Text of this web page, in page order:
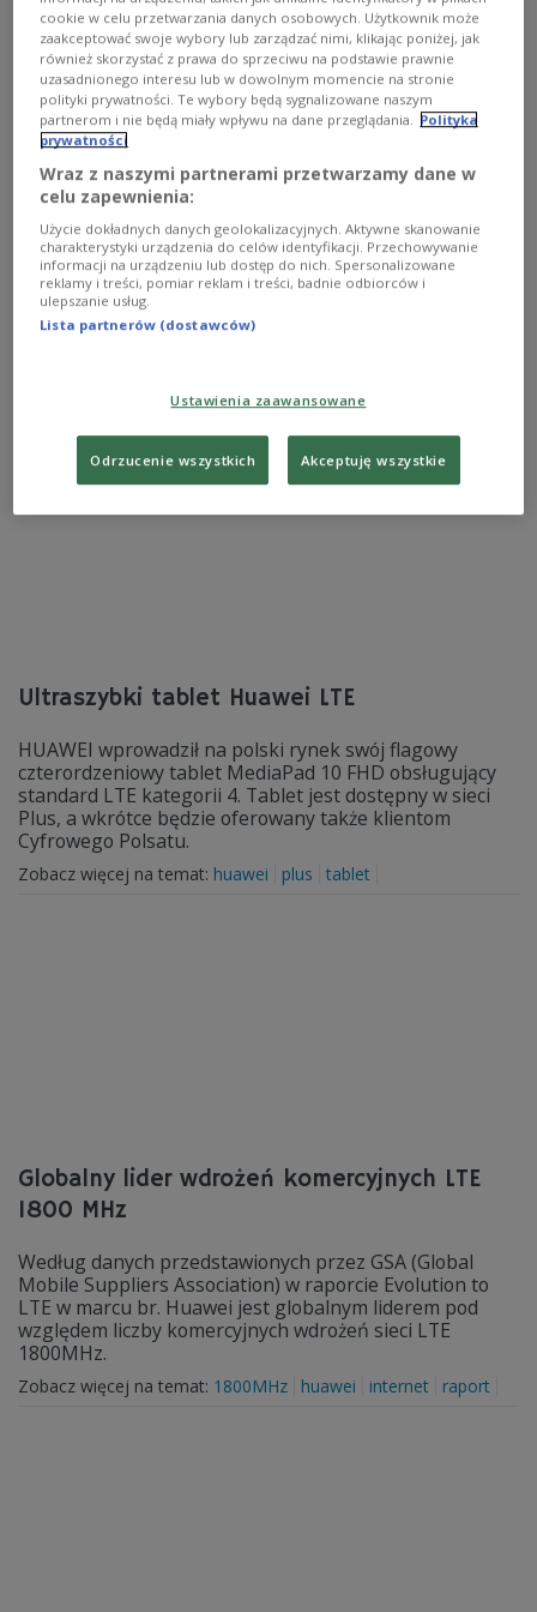
Stacjonarny router LTE
Router ZTE MF28D to funkcjonalne urządzenie
obsługujące superszybką łączność z użyciem sieci
LTE/HSPA+ i dzielące dostęp aż dla 31 komputerów
Zobacz więcej na temat:internet router zte
Ultraszybki tablet Huawei LTE
HUAWEI wprowadził na polski rynek swój flagowy
czterordzeniowy tablet MediaPad 10 FHD obsługujący
standard LTE kategorii 4. Tablet jest dostępny w sieci
Plus, a wkrótce będzie oferowany także klientom
Cyfrowego Polsatu.
Zobacz więcej na temat: huawei plus tablet
Globalny lider wdrożeń komercyjnych LTE
1800 MHz
Według danych przedstawionych przez GSA (Global
Mobile Suppliers Association) w raporcie Evolution to
LTE w marcu br. Huawei jest globalnym liderem pod
względem liczby komercyjnych wdrożeń sieci LTE
1800MHz.
Zobacz więcej na temat: 1800MHz huawei internet raport
cookie w celu przetwarzania danych osobowych. Użytkownik może
zaakceptować swoje wybory lub zarządzać nimi, klikając poniżej, jak
również skorzystać z prawa do sprzeciwu na podstawie prawnie
uzasadnionego interesu lub w dowolnym momencie na stronie
polityki prywatności. Te wybory będą sygnalizowane naszym
partnerom i nie będą miały wpływu na dane przeglądania. Polityka
prywatności
Wraz z naszymi partnerami przetwarzamy dane w
celu zapewnienia:
Użycie dokładnych danych geolokalizacyjnych. Aktywne skanowanie
charakterystyki urządzenia do celów identyfikacji. Przechowywanie
informacji na urządzeniu lub dostęp do nich. Spersonalizowane
reklamy i treści, pomiar reklam i treści, badnie odbiorców i
ulepszanie usług.
Lista partnerów (dostawców)
Ustawienia zaawansowane
Odrzucenie wszystkich Akceptuję wszystkie